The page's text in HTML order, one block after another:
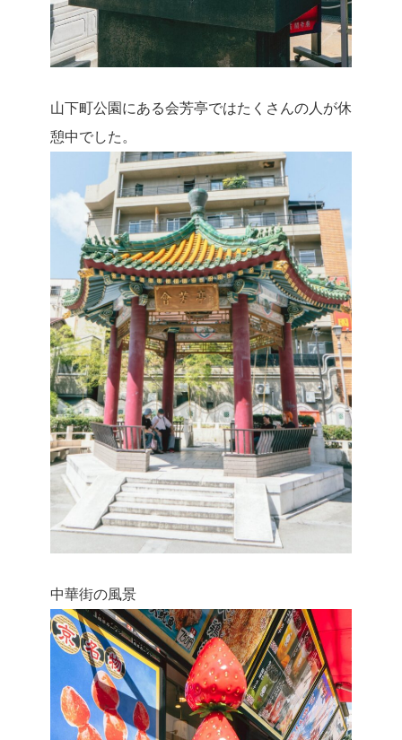
山下町公園にある会芳亭ではたくさんの人が休
憩中でした。
中華街の風景